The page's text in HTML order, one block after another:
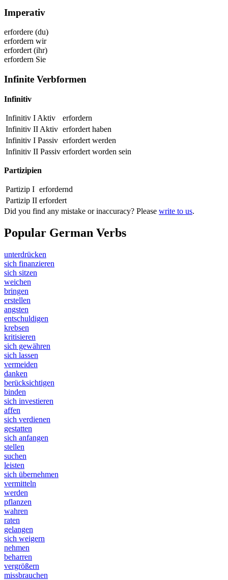
Imperativ
erfordere (du)
erfordern wir
erfordert (ihr)
erfordern Sie
Infinite Verbformen
Infinitiv
Infinitiv I Aktiv
erfordern
Infinitiv II Aktiv erfordert haben
Infinitiv I Passiv erfordert werden
Infinitiv II Passiv erfordert worden sein
Partizipien
Partizip I erfordernd
Partizip II erfordert
Did you find any mistake or inaccuracy? Please write to us.
Popular German Verbs
unterdrücken
sich finanzieren
sich sitzen
weichen
bringen
erstellen
angsten
entschuldigen
krebsen
kritisieren
sich gewähren
sich lassen
vermeiden
danken
berücksichtigen
binden
sich investieren
affen
sich verdienen
gestatten
sich anfangen
stellen
suchen
leisten
sich übernehmen
vermitteln
werden
pflanzen
wahren
raten
gelangen
sich weigern
nehmen
beharren
vergrößern
missbrauchen